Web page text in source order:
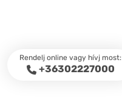
Rendelj online vagy hívj most:
+36302227000